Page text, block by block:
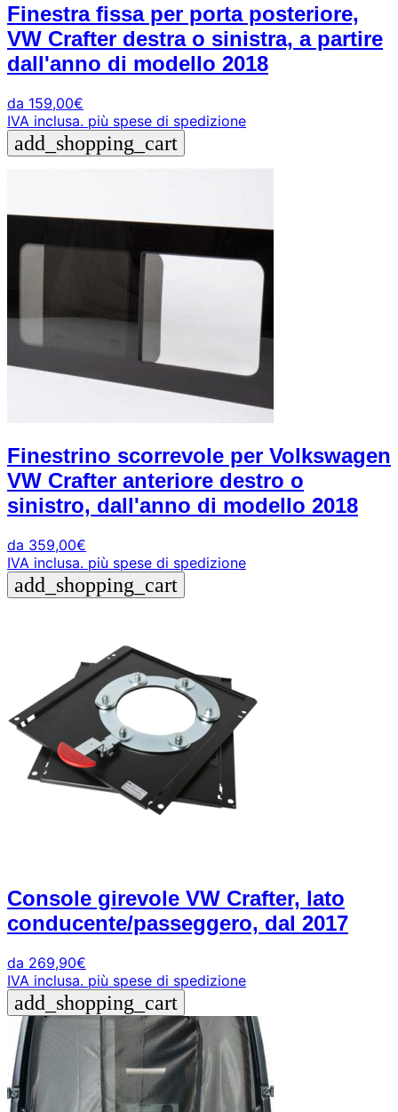
Finestra fissa per porta posteriore,
VW Crafter destra o sinistra, a partire
dall'anno di modello 2018
da 159,00€
IVA inclusa. più spese di spedizione
add_shopping_cart
Finestrino scorrevole per Volkswagen
VW Crafter anteriore destro o
sinistro, dall'anno di modello 2018
da 359,00€
IVA inclusa. più spese di spedizione
add_shopping_cart
Console girevole VW Crafter, lato
conducente/passeggero, dal 2017
da 269,90€
IVA inclusa. più spese di spedizione
add_shopping_cart